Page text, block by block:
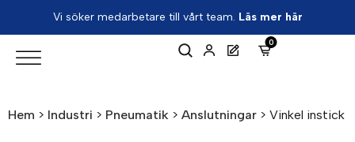
Vi söker medarbetare till vårt team. Läs mer här
0
Hem > Industri > Pneumatik > Anslutningar > Vinkel instick